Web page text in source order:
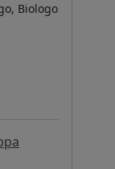
Biologo